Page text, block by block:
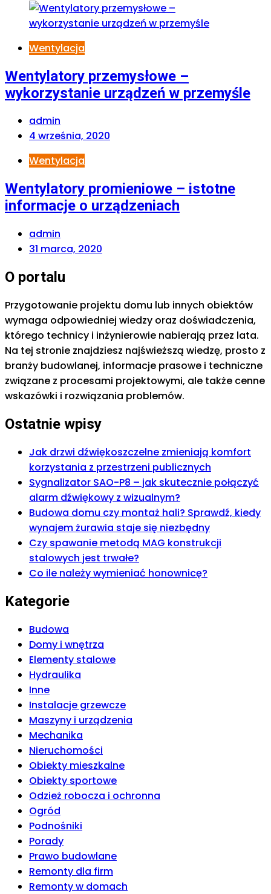
Wentylacja
Wentylatory przemysłowe –
wykorzystanie urządzeń w przemyśle
admin
4 września, 2020
Wentylacja
Wentylatory promieniowe – istotne
informacje o urządzeniach
admin
31 marca, 2020
O portalu
Przygotowanie projektu domu lub innych obiektów
wymaga odpowiedniej wiedzy oraz doświadczenia,
którego technicy i inżynierowie nabierają przez lata.
Na tej stronie znajdziesz najświeższą wiedzę, prosto z
branży budowlanej, informacje prasowe i techniczne
związane z procesami projektowymi, ale także cenne
wskazówki i rozwiązania problemów.
Ostatnie wpisy
Jak drzwi dźwiękoszczelne zmieniają komfort
korzystania z przestrzeni publicznych
Sygnalizator SAO-P8 – jak skutecznie połączyć
alarm dźwiękowy z wizualnym?
Budowa domu czy montaż hali? Sprawdź, kiedy
wynajem żurawia staje się niezbędny
Czy spawanie metodą MAG konstrukcji
stalowych jest trwałe?
Co ile należy wymieniać honownicę?
Kategorie
Budowa
Domy i wnętrza
Elementy stalowe
Hydraulika
Inne
Instalacje grzewcze
Maszyny i urządzenia
Mechanika
Nieruchomości
Obiekty mieszkalne
Obiekty sportowe
Odzież robocza i ochronna
Ogród
Podnośniki
Porady
Prawo budowlane
Remonty dla firm
Remonty w domach